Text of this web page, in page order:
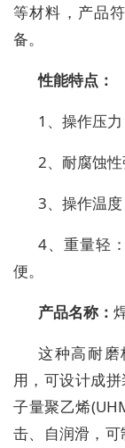
等材料，产品
备。
性能特点：
1、操作压
2、耐腐蚀性
3、操作温
4、重量轻
便。
产品名称：
这种高耐
用，可设计成
子量聚乙烯
击、自润滑，